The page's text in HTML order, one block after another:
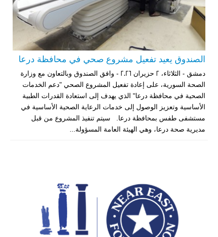
الصندوق يعيد تفعيل مشروع صحي في محافظة درعا
دمشق - الثلاثاء، 2 حزيران 2026 - وافق الصندوق وبالتعاون مع وزارة
الصحة السورية، على إعادة تفعيل المشروع الصحي "دعم الخدمات
الصحية في محافظة درعا" الذي يهدف إلى استعادة القدرات الطبية
الأساسية وتعزيز الوصول إلى خدمات الرعاية الصحية الأساسية في
مستشفى طفس بمحافظة درعا. سيتم تنفيذ المشروع من قبل
مديرية صحة درعا، وهي الهيئة العامة المسؤولة...